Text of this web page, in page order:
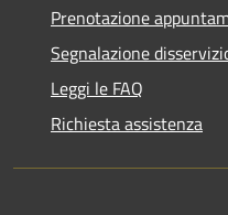
Prenotazione
Segnalazione
Leggi le FAQ
Richiesta assistenza